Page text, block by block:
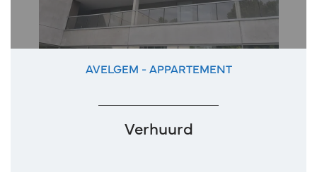
114 m² 2 1
AVELGEM - APPARTEMENT
Verhuurd